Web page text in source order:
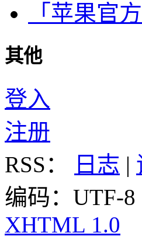
「苹果官
其他
登入
注册
RSS：
日志 |
编码：UTF-8
XHTML 1.0